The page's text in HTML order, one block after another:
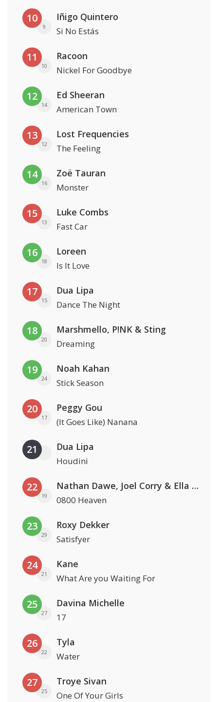
10
9
Iñigo Quintero
Si No Estás
11
10
Racoon
Nickel For Goodbye
12
14
Ed Sheeran
American Town
13
12
Lost Frequencies
The Feeling
14
16
Zoë Tauran
Monster
15
13
Luke Combs
Fast Car
16
18
Loreen
Is It Love
17
15
Dua Lipa
Dance The Night
18
20
Marshmello, P!NK & Sting
Dreaming
19
24
Noah Kahan
Stick Season
20
17
Peggy Gou
(It Goes Like) Nanana
21 Dua Lipa
Houdini
22
19
Nathan Dawe, Joel Corry & Ella Henderson
0800 Heaven
23
29
Roxy Dekker
Satisfyer
24
21
Kane
What Are you Waiting For
25
27
Davina Michelle
17
26
22
Tyla
Water
27
25
Troye Sivan
One Of Your Girls